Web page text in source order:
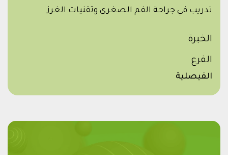
تدريب في جراحة الفم الصغرى وتقنيات الغرز
الخبرة
الفرع
الفيصلية